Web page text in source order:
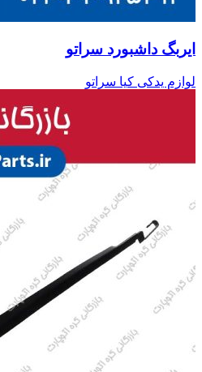
ایربگ داشبورد سراتو
لوازم یدکی کیا سراتو